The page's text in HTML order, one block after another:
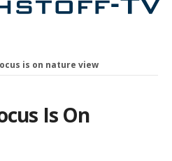
is on nature view
Is On